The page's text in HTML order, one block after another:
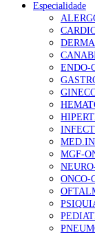
gesto
202
Alguns
família
155
1.º
te na
99
Especialidade
ENDO-
MGF-
ONCO-